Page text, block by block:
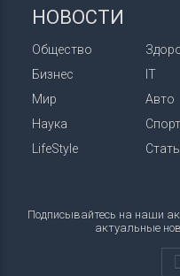
НОВОСТИ
Общество
Бизнес
Мир
Наука
LifeStyle
IT
Авто
Спорт
Подписывайтесь на наши
актуальные